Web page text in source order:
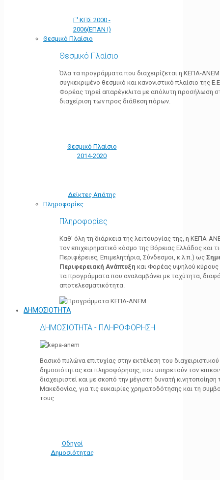
Γ' ΚΠΣ 2000 -
2006(ΕΠΑΝ Ι)
Θεσμικό Πλαίσιο
Θεσμικό Πλαίσιο
Όλα τα προγράμματα που διαχειρίζεται η ΚΕΠΑ-
συγκεκριμένο θεσμικό και κανονιστικό πλαίσιο της
Φορέας τηρεί απαρέγκλιτα με απόλυτη προσήλωση
διαχείριση των προς διάθεση πόρων.
Θεσμικό Πλαίσιο
2014-2020
Δείκτες Απάτης
Πληροφορίες
Πληροφορίες
Καθ’ όλη τη διάρκεια της λειτουργίας της, η ΚΕΠΑ-
τον επιχειρηματικό κόσμο της Βόρειας Ελλάδος και
Περιφέρειες, Επιμελητήρια, Σύνδεσμοι, κ.λ.π.) ως
Περιφερειακή Ανάπτυξη και Φορέας υψηλού κύρους
τα προγράμματα που αναλαμβάνει με ταχύτητα,
αποτελεσματικότητα.
ΔΗΜΟΣΙΟΤΗΤΑ
ΔΗΜΟΣΙΟΤΗΤΑ - ΠΛΗΡΟΦΟΡΗΣΗ
Βασικό πυλώνα επιτυχίας στην εκτέλεση του
δημοσιότητας και πληροφόρησης, που υπηρετούν τον
διαχειριστεί και με σκοπό την μέγιστη δυνατή
Μακεδονίας, για τις ευκαιρίες χρηματοδότησης και τη
τους.
Οδηγοί
Δημοσιότητας